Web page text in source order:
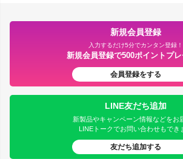
新規会員登録
入力するだけ5分でカンタン登録！
新規会員登録で500ポイントプレ
会員登録をする
LINE友だち追加
新製品やキャンペーン情報などをお
LINEトークでお問い合わせもでき
友だち追加する